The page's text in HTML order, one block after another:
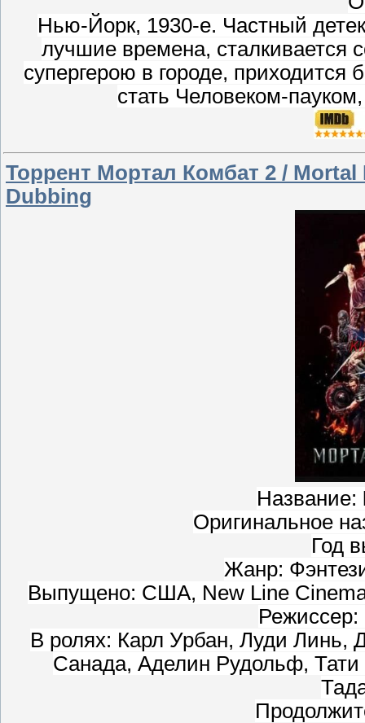
Нью-Йорк, 1930-е. Частный
лучшие времена, сталкивается
супергерою в городе,
стать Человеком-
Торрент Мортал Комбат 2 / Mortal
Dubbing
Название:
Оригинальное
Год
Жанр:
Выпущено: США, New Line
В ролях: Карл Урбан, Луди
Санада, Аделин Рудольф,